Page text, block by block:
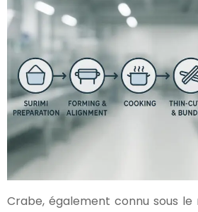
Crabe, également connu sous